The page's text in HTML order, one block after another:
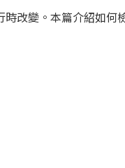
改變。本篇介紹如何